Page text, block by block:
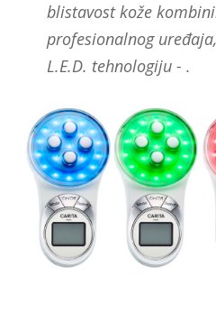
blistavost kože
profesionalnog
L.E.D. tehnologiju - .